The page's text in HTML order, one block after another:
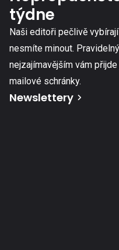
týdne
Naši editoři pečlivě
nesmíte minout.
nejzajímavějším vám
mailové schránky.
Newslettery